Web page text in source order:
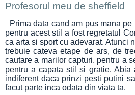
Profesorul meu de sheffield
Prima data cand am pus mana
pentru acest stil a fost regretatul
ca arta si sport cu adevarat. Atunci
trebuie cateva etape de ars, de
cautare a marilor capturi, pentru a
pentru a capata stil si gratie.
indiferent daca prinzi pesti putini
facut parte inca odata din viata ta.